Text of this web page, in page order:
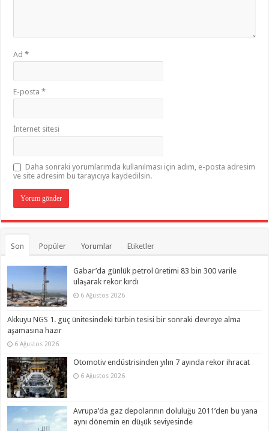
Ad*
E-posta*
İnternet sitesi
Daha sonraki yorumlarımda kullanılması için adım, e-posta adresim
ve site adresim bu tarayıcıya kaydedilsin.
Son Popüler Yorumlar Etiketler
Gabar’da günlük petrol üretimi 83 bin 300 varile
ulaşarak rekor kırdı
6 Ağustos 2026
Akkuyu NGS 1. güç ünitesindeki türbin tesisi bir sonraki devreye alma
aşamasına hazır
6 Ağustos 2026
Otomotiv endüstrisinden yılın 7 ayında rekor ihracat
6 Ağustos 2026
Avrupa’da gaz depolarının doluluğu 2011’den bu yana
aynı dönemin en düşük seviyesinde